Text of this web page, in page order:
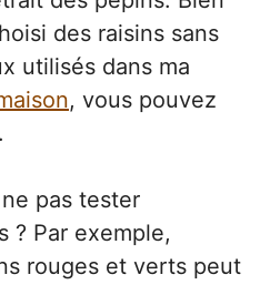
des raisins sans
utilisés dans ma
, vous pouvez
pas tester
? Par exemple,
rouges et verts peut